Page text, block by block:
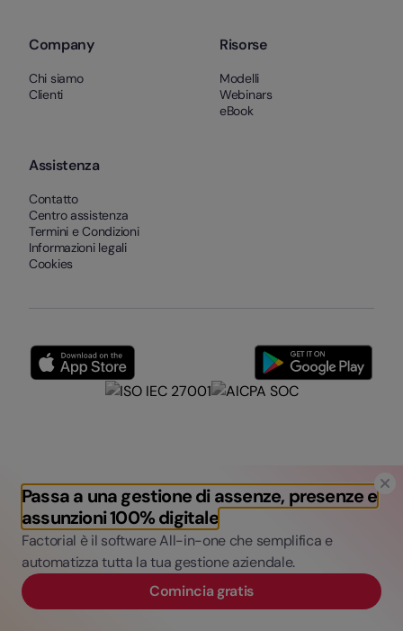
Passa a una gestione di assenze, presenze e
assunzioni 100% digitale
Factorial è il software All-in-one che semplifica e
automatizza tutta la tua gestione aziendale.
Comincia gratis
Company
Chi siamo
Clienti
Risorse
Modelli
Webinars
eBook
Assistenza
Contatto
Centro assistenza
Termini e Condizioni
Informazioni legali
Cookies